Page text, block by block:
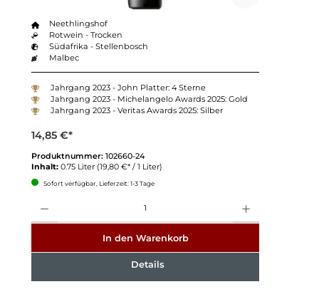
Neethlingshof
Rotwein - Trocken
Südafrika - Stellenbosch
Malbec
Jahrgang 2023 - John Platter: 4 Sterne
Jahrgang 2023 - Michelangelo Awards 2025: Gold
Jahrgang 2023 - Veritas Awards 2025: Silber
14,85 €*
Produktnummer: 102660-24
Inhalt: 0.75 Liter (19,80 €* / 1 Liter)
Sofort verfügbar, Lieferzeit: 1-3 Tage
In den Warenkorb
Details